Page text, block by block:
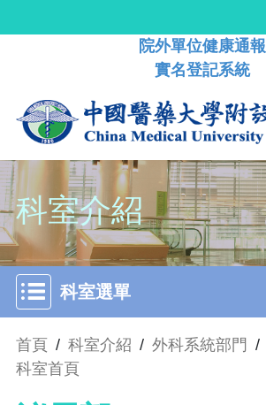
院外單位健康通報
實名登記系統
科室介紹
科室選單
首頁 / 科室介紹 / 外科系統部門 /
科室首頁